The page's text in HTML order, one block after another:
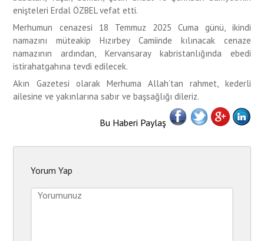
enişteleri Erdal ÖZBEL vefat etti.
Merhumun cenazesi 18 Temmuz 2025 Cuma günü, ikindi
namazını müteakip Hızırbey Camiinde kılınacak cenaze
namazının ardından, Kervansaray kabristanlığında ebedi
istirahatgahına tevdi edilecek.
Akın Gazetesi olarak Merhuma Allah’tan rahmet, kederli
ailesine ve yakınlarına sabır ve başsağlığı dileriz.
Bu Haberi Paylaş
Yorum Yap